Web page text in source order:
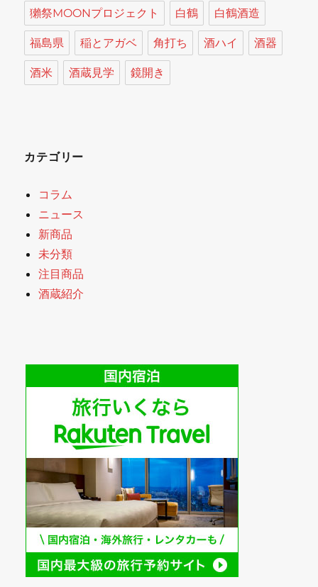
獺祭MOONプロジェクト 白鶴 白鶴酒造
福島県 稲とアガベ 角打ち 酒ハイ 酒器
酒米 酒蔵見学 鏡開き
カテゴリー
コラム
ニュース
新商品
未分類
注目商品
酒蔵紹介